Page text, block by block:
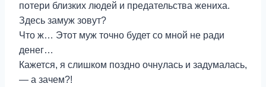
потери близких людей и предательства жениха.
Здесь замуж зовут?
Что ж… Этот муж точно будет со мной не ради
денег…
Кажется, я слишком поздно очнулась и задумалась,
— а зачем?!